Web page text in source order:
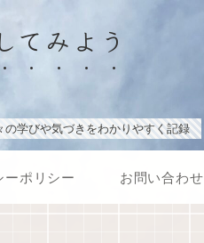
てみよう
学びや気づきをわかりやすく記録
ーポリシー お問い合わせ